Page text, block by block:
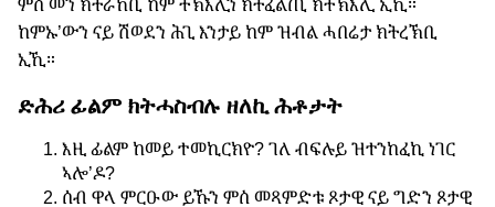
ምስ መን ክትራኸቢ ከም ትኽእሊን ክትፈልጢ ክትኽእሊ ኢኺ።
ከምኡ’ውን ናይ ሽወደን ሕጊ እንታይ ከም ዝብል ሓበሬታ ክትረኽቢ
ኢኺ።
ድሕሪ ፊልም ክትሓስብሉ ዘለኪ ሕቶታት
እዚ ፊልም ከመይ ተመኪርክዮ? ገለ ብፍሉይ ዝተንከፈኪ ነገር
ኣሎ’ዶ?
ሰብ ዋላ ምርዑው ይኹን ምስ መጻምድቱ ጾታዊ ናይ ግድን ጾታዊ